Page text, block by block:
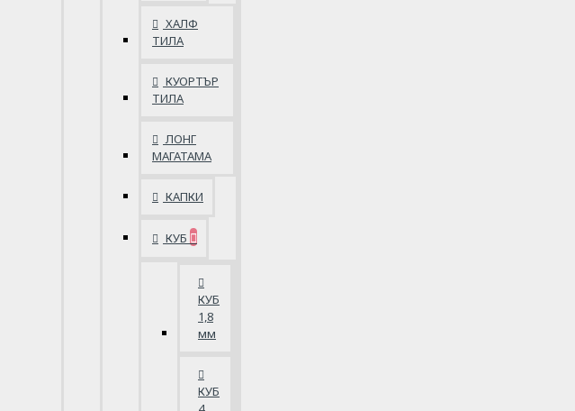
ХАЛФ
ТИЛА
КУОРТЪР
ТИЛА
ЛОНГ
МАГАТАМА
КАПКИ
КУБ
КУБ
1,8
мм
КУБ